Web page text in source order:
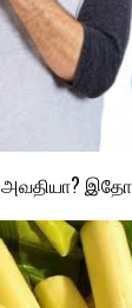
அவதியா?